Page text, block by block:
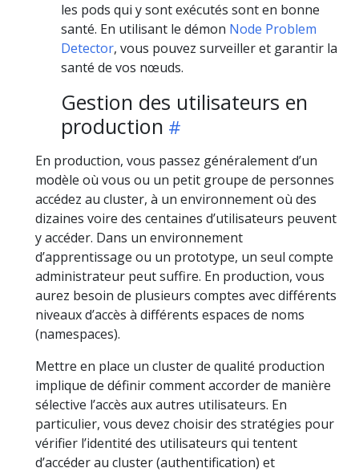
les pods qui y sont exécutés sont en bonne
santé. En utilisant le démon Node Problem
Detector, vous pouvez surveiller et garantir la
santé de vos nœuds.
Gestion des utilisateurs en
production
En production, vous passez généralement d’un
modèle où vous ou un petit groupe de personnes
accédez au cluster, à un environnement où des
dizaines voire des centaines d’utilisateurs peuvent
y accéder. Dans un environnement
d’apprentissage ou un prototype, un seul compte
administrateur peut suffire. En production, vous
aurez besoin de plusieurs comptes avec différents
niveaux d’accès à différents espaces de noms
(namespaces).
Mettre en place un cluster de qualité production
implique de définir comment accorder de manière
sélective l’accès aux autres utilisateurs. En
particulier, vous devez choisir des stratégies pour
vérifier l’identité des utilisateurs qui tentent
d’accéder au cluster (authentification) et